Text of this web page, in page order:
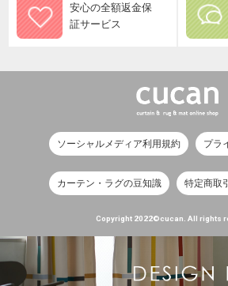
安心の全額返金保
証サービス
ソーシャルメディア利用規約 プラ
カーテン・ラグの豆知識 特定商取
Copyright 2022©cucan. All rights